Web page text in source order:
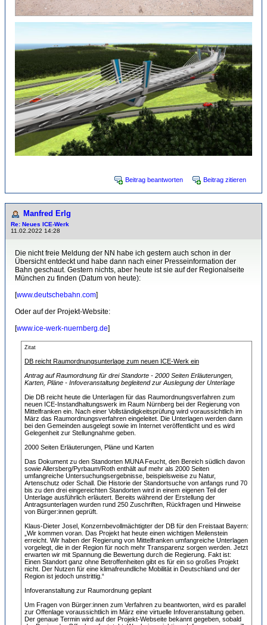
Beitrag beantworten Beitrag zitieren
Manfred Erlg
Re: Neues ICE-Werk
11.02.2022 14:28
Die nicht freie Meldung der NN habe ich gestern auch schon in der
Übersicht entdeckt und habe dann nach einer Presseinformation der
Bahn geschaut. Gestern nichts, aber heute ist sie auf der Regionalseite
München zu finden (Datum von heute):
[www.deutschebahn.com]
Oder auf der Projekt-Website:
[www.ice-werk-nuernberg.de]
Zitat
DB reicht Raumordnungsunterlage zum neuen ICE-Werk ein
Antrag auf Raumordnung für drei Standorte - 2000 Seiten Erläuterungen,
Karten, Pläne - Infoveranstaltung begleitend zur Auslegung der Unterlage
Die DB reicht heute die Unterlagen für das Raumordnungsverfahren zum
neuen ICE-Instandhaltungswerk im Raum Nürnberg bei der Regierung von
Mittelfranken ein. Nach einer Vollständigkeitsprüfung wird voraussichtlich im
März das Raumordnungsverfahren eingeleitet. Die Unterlagen werden dann
bei den Gemeinden ausgelegt sowie im Internet veröffentlicht und es wird
Gelegenheit zur Stellungnahme geben.
2000 Seiten Erläuterungen, Pläne und Karten
Das Dokument zu den Standorten MUNA Feucht, den Bereich südlich davon
sowie Allersberg/Pyrbaum/Roth enthält auf mehr als 2000 Seiten
umfangreiche Untersuchungsergebnisse, beispielsweise zu Natur,
Artenschutz oder Schall. Die Historie der Standortsuche von anfangs rund 70
bis zu den drei eingereichten Standorten wird in einem eigenen Teil der
Unterlage ausführlich erläutert. Bereits während der Erstellung der
Antragsunterlagen wurden rund 250 Zuschriften, Rückfragen und Hinweise
von Bürger:innen geprüft.
Klaus-Dieter Josel, Konzernbevollmächtigter der DB für den Freistaat Bayern:
„Wir kommen voran. Das Projekt hat heute einen wichtigen Meilenstein
erreicht. Wir haben der Regierung von Mittelfranken umfangreiche Unterlagen
vorgelegt, die in der Region für noch mehr Transparenz sorgen werden. Jetzt
erwarten wir mit Spannung die Bewertung durch die Regierung. Fakt ist:
Einen Standort ganz ohne Betroffenheiten gibt es für ein so großes Projekt
nicht. Der Nutzen für eine klimafreundliche Mobilität in Deutschland und der
Region ist jedoch unstrittig.“
Infoveranstaltung zur Raumordnung geplant
Um Fragen von Bürger:innen zum Verfahren zu beantworten, wird es parallel
zur Offenlage voraussichtlich im März eine virtuelle Infoveranstaltung geben.
Der genaue Termin wird auf der Projekt-Webseite bekannt gegeben, sobald